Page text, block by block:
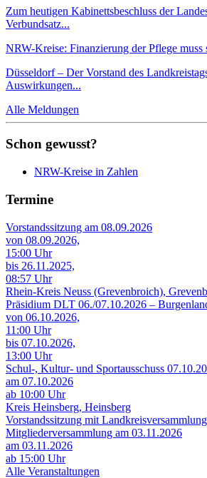
Zum heutigen Kabinettsbeschluss der
Verbundsatz...
NRW-Kreise: Finanzierung der Pflege muss
Düsseldorf – Der Vorstand des
Auswirkungen...
Alle Meldungen
Schon gewusst?
NRW-Kreise in Zahlen
Termine
Vorstandssitzung am 08.09.2026
von 08.09.2026,
15:00 Uhr
bis 26.11.2025,
08:57 Uhr
Rhein-Kreis Neuss (Grevenbroich),
Präsidium DLT 06./07.10.2026 –
von 06.10.2026,
11:00 Uhr
bis 07.10.2026,
13:00 Uhr
Schul-, Kultur- und Sportausschuss
am 07.10.2026
ab 10:00 Uhr
Kreis Heinsberg, Heinsberg
Vorstandssitzung mit
Mitgliederversammlung am 03.11.2026
am 03.11.2026
ab 15:00 Uhr
Alle Veranstaltungen